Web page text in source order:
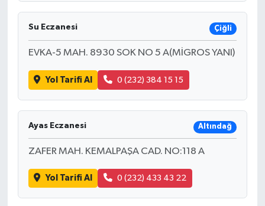
Su Eczanesi Çiğli
EVKA-5 MAH. 8930 SOK NO 5 A(MİGROS YANI)
Yol Tarifi Al 0 (232) 384 15 15
Ayas Eczanesi Altındağ
ZAFER MAH. KEMALPAŞA CAD. NO:118 A
Yol Tarifi Al 0 (232) 433 43 22